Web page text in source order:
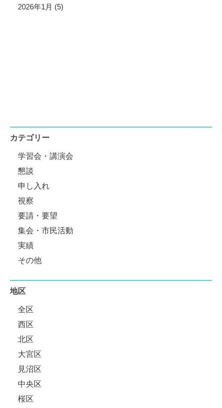
2026年1月 (5)
カテゴリー
学習会・講演会
懇談
申し入れ
視察
要請・要望
集会・市民活動
実績
その他
地区
全区
西区
北区
大宮区
見沼区
中央区
桜区